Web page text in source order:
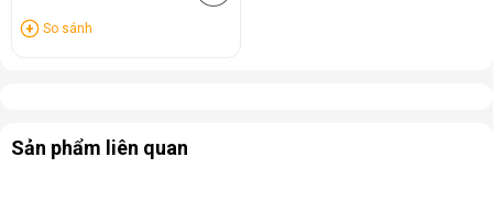
So sánh
Sản phẩm liên quan